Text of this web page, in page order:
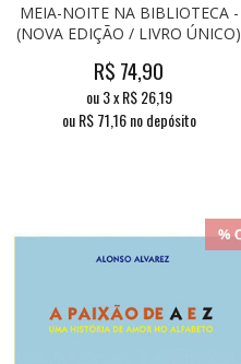
MEIA-NOITE NA BIBLIOTECA -
(NOVA EDIÇÃO / LIVRO ÚNICO)
R$ 74,90
ou3x R$26,19
ou R$71,16 no depósito